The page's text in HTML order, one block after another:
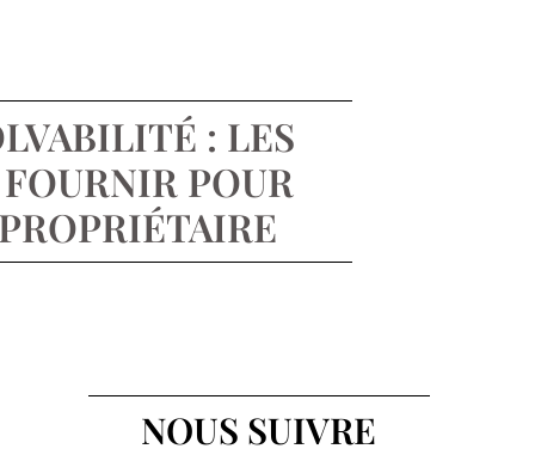
: LES
POUR
NOUS SUIVRE